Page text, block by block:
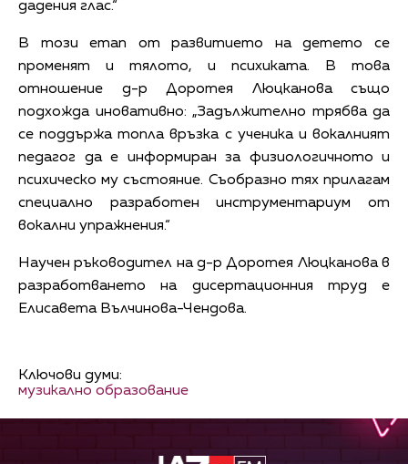
дадения глас.“
В този етап от развитието на детето се
променят и тялото, и психиката. В това
отношение д-р Доротея Люцканова също
подхожда иновативно: „Задължително трябва да
се поддържа топла връзка с ученика и вокалният
педагог да е информиран за физиологичното и
психическо му състояние. Съобразно тях прилагам
специално разработен инструментариум от
вокални упражнения.“
Научен ръководител на д-р Доротея Люцканова в
разработването на дисертационния труд е
Елисавета Вълчинова-Чендова.
Ключови думи:
музикално образование